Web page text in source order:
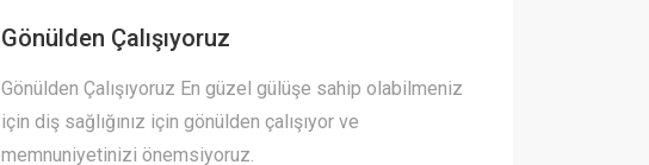
Gönülden Çalışıyoruz
Gönülden Çalışıyoruz En güzel gülüşe sahip olabilmeniz
için diş sağlığınız için gönülden çalışıyor ve
memnuniyetinizi önemsiyoruz.